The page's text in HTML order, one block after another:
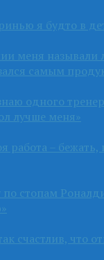
я будто в
меня называли
самым
одного
лучше меня»
работа – бежать,
стопам
счастлив, что